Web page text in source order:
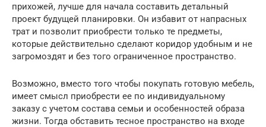
прихожей, лучше для начала составить детальный
проект будущей планировки. Он избавит от напрасных
трат и позволит приобрести только те предметы,
которые действительно сделают коридор удобным и не
загромоздят и без того ограниченное пространство.
Возможно, вместо того чтобы покупать готовую мебель,
имеет смысл приобрести ее по индивидуальному
заказу с учетом состава семьи и особенностей образа
жизни. Тогда обставить тесное пространство на входе